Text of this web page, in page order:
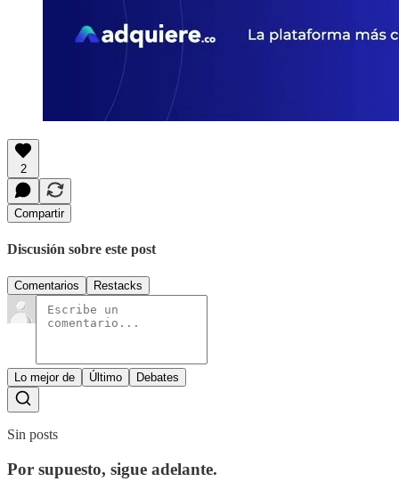
2
Compartir
Discusión sobre este post
Comentarios Restacks
Lo mejor de Último Debates
Sin posts
Por supuesto, sigue adelante.